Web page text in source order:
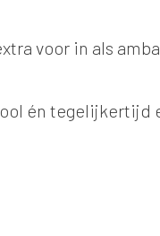
voor in als
én tegelijkertijd